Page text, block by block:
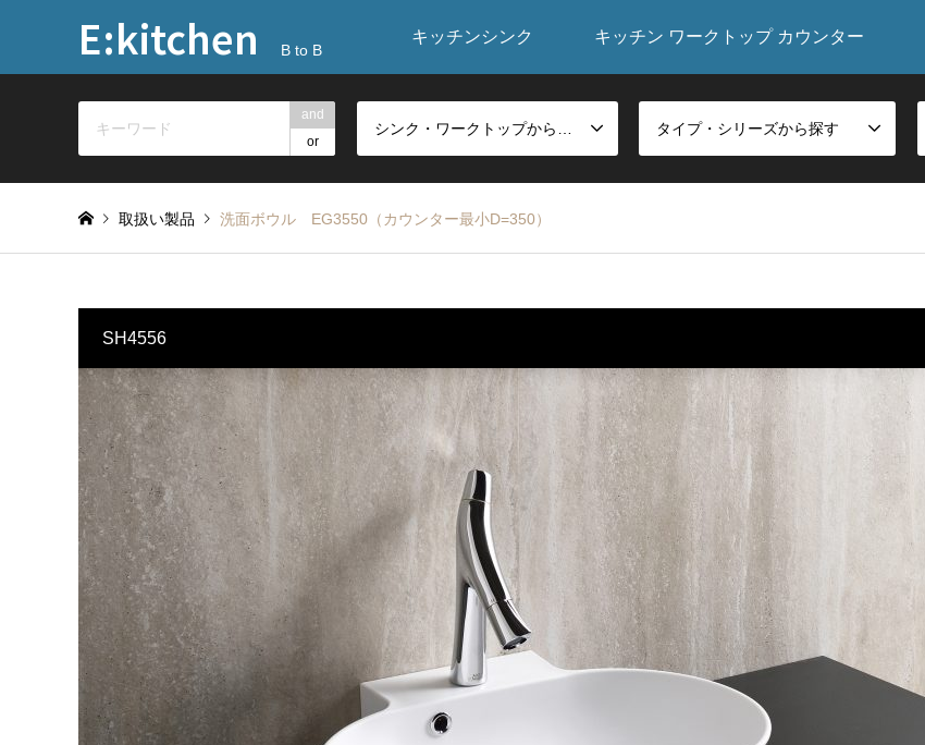
E:kitchen B to B
キッチンシンク キッチン ワークトップ カウンター
and
or
タイプ・シリーズから探す
取扱い製品 洗面ボウル EG3550（カウンター最小D=350）
SH4556